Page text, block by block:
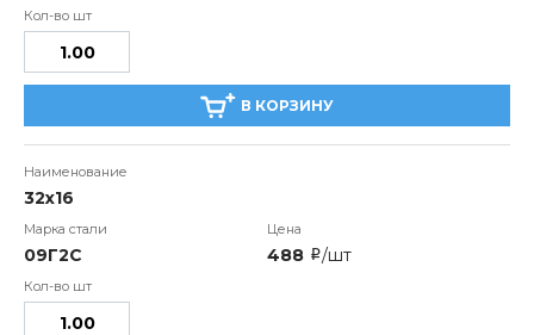
В КОРЗИНУ
32х16
09Г2С 488 i/шт